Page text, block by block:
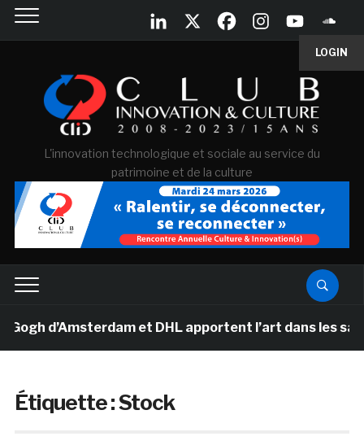
LOGIN
L'innovation technologique et sociale au service du
patrimoine et de la culture
d’Amsterdam et DHL apportent l’art dans les salles
Étiquette :Stock